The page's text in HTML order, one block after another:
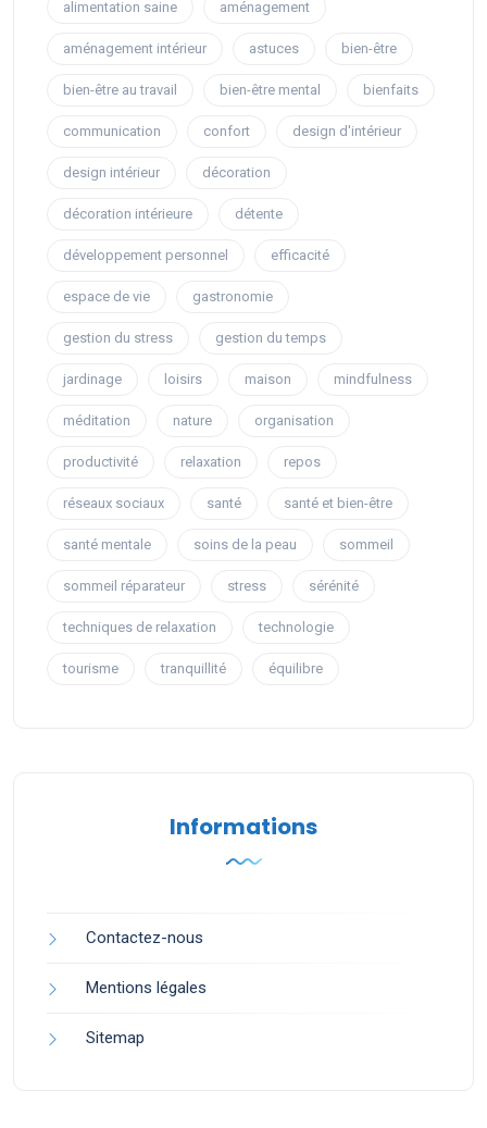
alimentation saine aménagement
aménagement intérieur astuces bien-être
bien-être au travail bien-être mental bienfaits
communication confort design d'intérieur
design intérieur décoration
décoration intérieure détente
développement personnel efficacité
espace de vie gastronomie
gestion du stress gestion du temps
jardinage loisirs maison mindfulness
méditation nature organisation
productivité relaxation repos
réseaux sociaux santé santé et bien-être
santé mentale soins de la peau sommeil
sommeil réparateur stress sérénité
techniques de relaxation technologie
tourisme tranquillité équilibre
Informations
Contactez-nous
Mentions légales
Sitemap